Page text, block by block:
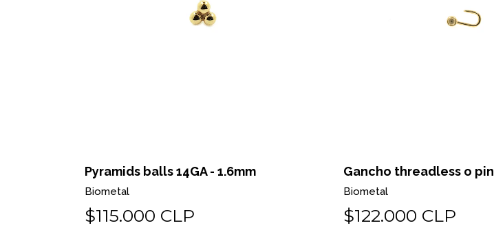
Pyramids balls 14GA - 1.6mm
Biometal
$115.000 CLP
Gancho threadless o pin
Biometal
$122.000 CLP